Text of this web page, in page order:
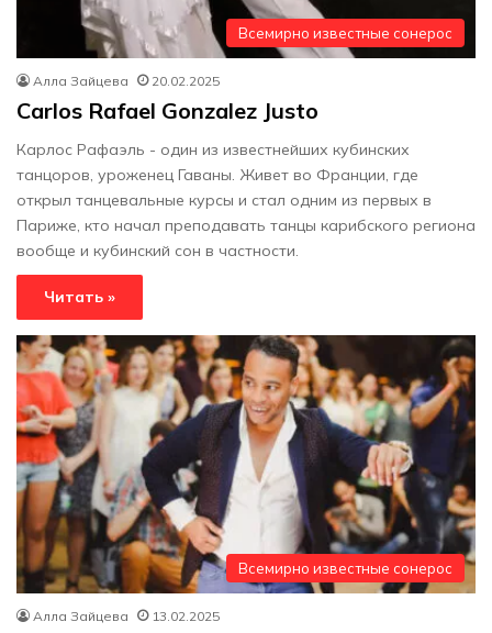
Всемирно известные сонерос
Алла Зайцева 20.02.2025
Carlos Rafael Gonzalez Justo
Карлос Рафаэль - один из известнейших кубинских
танцоров, уроженец Гаваны. Живет во Франции, где
открыл танцевальные курсы и стал одним из первых в
Париже, кто начал преподавать танцы карибского региона
вообще и кубинский сон в частности.
Читать »
Всемирно известные сонерос
Алла Зайцева 13.02.2025